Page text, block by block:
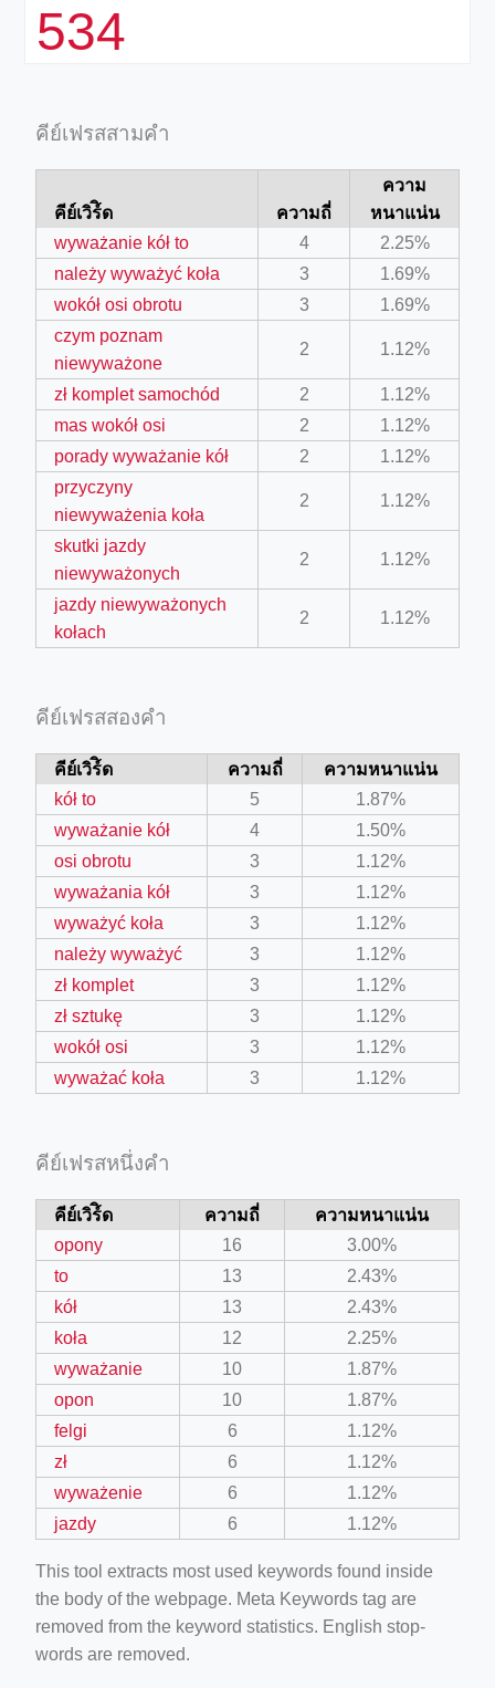
crew-neck-navy-blue/
feed-calculator
534
คีย์เฟรสสามคำ
คีย์เวิร์ิด ความถี่
ความ
หนาแน่น
wyważanie kół to
4
2.25%
należy wyważyć koła
3
1.69%
wokół osi obrotu
3
1.69%
czym poznam
niewyważone
2 1.12%
zł komplet samochód 2
1.12%
mas wokół osi
2
1.12%
porady wyważanie kół
2
1.12%
przyczyny
niewyważenia koła
2 1.12%
skutki jazdy
niewyważonych
2 1.12%
jazdy niewyważonych
kołach
2 1.12%
คีย์เฟรสสองคำ
คีย์เวิร์ิด ความถี่
ความหนาแน่น
kół to
5
1.87%
wyważanie kół
4
1.50%
osi obrotu
3
1.12%
wyważania kół
3
1.12%
wyważyć koła
3
1.12%
należy wyważyć
3
1.12%
zł komplet
3
1.12%
zł sztukę
3
1.12%
wokół osi
3
1.12%
wyważać koła
3 1.12%
คีย์เฟรสหนึ่งคำ
คีย์เวิร์ิด ความถี่
ความหนาแน่น
opony
16
3.00%
to
13
2.43%
kół
13
2.43%
koła
12
2.25%
wyważanie
10
1.87%
opon
10
1.87%
felgi
6
1.12%
zł
6
1.12%
wyważenie
6
1.12%
jazdy
6 1.12%
This tool extracts most used keywords found inside
the body of the webpage. Meta Keywords tag are
removed from the keyword statistics. English stop-
words are removed.